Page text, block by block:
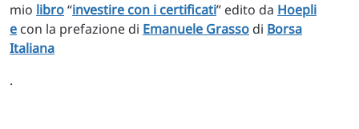
mio libro“investire con i certificati” edito da Hoepli
e con la prefazione di Emanuele Grasso di Borsa
Italiana
.